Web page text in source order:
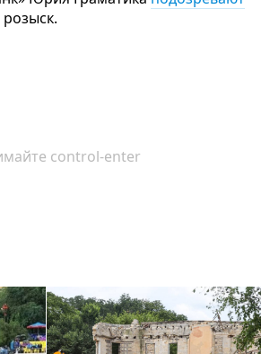
control-enter